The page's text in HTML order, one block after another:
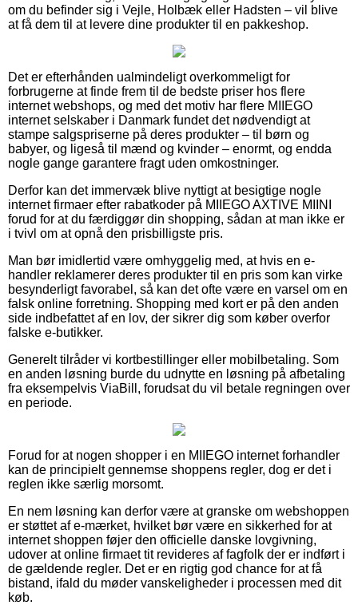
om du befinder sig i Vejle, Holbæk eller Hadsten – vil blive
at få dem til at levere dine produkter til en pakkeshop.
Det er efterhånden ualmindeligt overkommeligt for
forbrugerne at finde frem til de bedste priser hos flere
internet webshops, og med det motiv har flere MIIEGO
internet selskaber i Danmark fundet det nødvendigt at
stampe salgspriserne på deres produkter – til børn og
babyer, og ligeså til mænd og kvinder – enormt, og endda
nogle gange garantere fragt uden omkostninger.
Derfor kan det immervæk blive nyttigt at besigtige nogle
internet firmaer efter rabatkoder på MIIEGO AXTIVE MIINI
forud for at du færdiggør din shopping, sådan at man ikke er
i tvivl om at opnå den prisbilligste pris.
Man bør imidlertid være omhyggelig med, at hvis en e-
handler reklamerer deres produkter til en pris som kan virke
besynderligt favorabel, så kan det ofte være en varsel om en
falsk online forretning. Shopping med kort er på den anden
side indbefattet af en lov, der sikrer dig som køber overfor
falske e-butikker.
Generelt tilråder vi kortbestillinger eller mobilbetaling. Som
en anden løsning burde du udnytte en løsning på afbetaling
fra eksempelvis ViaBill, forudsat du vil betale regningen over
en periode.
Forud for at nogen shopper i en MIIEGO internet forhandler
kan de principielt gennemse shoppens regler, dog er det i
reglen ikke særlig morsomt.
En nem løsning kan derfor være at granske om webshoppen
er støttet af e-mærket, hvilket bør være en sikkerhed for at
internet shoppen føjer den officielle danske lovgivning,
udover at online firmaet tit revideres af fagfolk der er indført i
de gældende regler. Det er en rigtig god chance for at få
bistand, ifald du møder vanskeligheder i processen med dit
køb.